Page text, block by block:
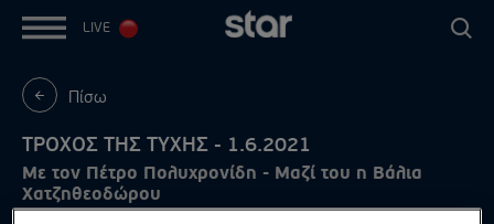
LIVE
Πίσω
ΤΡΟΧΟΣ ΤΗΣ ΤΥΧΗΣ - 1.6.2021
Με τον Πέτρο Πολυχρονίδη - Μαζί του η Βάλια
Χατζηθεοδώρου